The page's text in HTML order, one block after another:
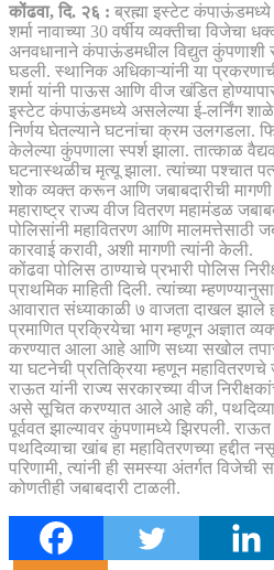
कोंढवा, दि. २६ : ब्रह्मा इस्टेट
शर्मा नावाच्या 30 वर्षीय व्यक्तीचा विजेचा
अनवधानाने कंपाऊंडमधील विद्युत कुंपणाशी
घडली. स्थानिक अधिकाऱ्यांनी या
शर्मा यांनी पाऊस आणि वीज खंडित
इस्टेट कंपाऊंडमध्ये असलेल्या ई-लर्निंग
निर्णय घेतल्याने घटनांचा क्रम उलगडला.
केलेल्या कुंपणाला स्पर्श झाला. तात्काळ
घटनास्थळीच मृत्यू झाला. त्यांच्या पश्चात
शोक व्यक्त करून आणि जबाबदारीची
महाराष्ट्र राज्य वीज वितरण महामंडळ
पोलिसांनी महावितरण आणि मालमत्तेसाठी
कारवाई करावी, अशी मागणी त्यांनी केली.
कोंढवा पोलिस ठाण्याचे प्रभारी पोलिस
प्राथमिक माहिती दिली. त्यांच्या
आवारात संध्याकाळी ७ वाजता दाखल झाले
प्रमाणित प्रक्रियेचा भाग म्हणून अज्ञात
करण्यात आला आहे आणि सध्या सखोल
या घटनेची प्रतिक्रिया म्हणून
राऊत यांनी राज्य सरकारच्या वीज
असे सूचित करण्यात आले आहे की,
पूर्ववत झाल्यावर कुंपणामध्ये झिरपली.
पथदिव्याचा खांब हा महावितरणच्या
परिणामी, त्यांनी ही समस्या अंतर्गत
कोणतीही जबाबदारी टाळली.